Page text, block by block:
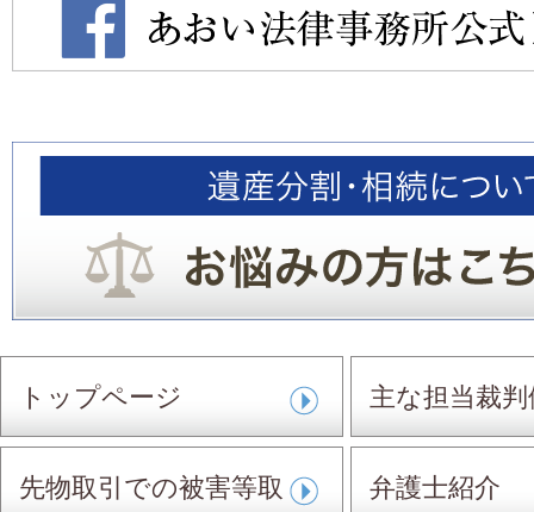
トップページ 主な担当裁判
先物取引での被害等取 弁護士紹介